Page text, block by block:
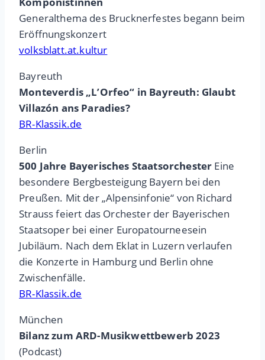
Generalthema des Brucknerfestes begann beim
Eröffnungskonzert
volksblatt.at.kultur
Bayreuth
Monteverdis „L’Orfeo“ in Bayreuth: Glaubt
Villazón ans Paradies?
BR-Klassik.de
Berlin
500 Jahre Bayerisches Staatsorchester Eine
besondere Bergbesteigung Bayern bei den
Preußen. Mit der „Alpensinfonie“ von Richard
Strauss feiert das Orchester der Bayerischen
Staatsoper bei einer Europatourneesein
Jubiläum. Nach dem Eklat in Luzern verlaufen
die Konzerte in Hamburg und Berlin ohne
Zwischenfälle.
BR-Klassik.de
München
Bilanz zum ARD-Musikwettbewerb 2023
(Podcast)